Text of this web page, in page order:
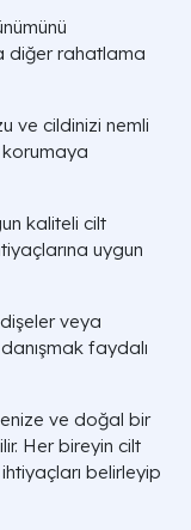
diğer rahatlama
ve cildinizi nemli
kaliteli cilt
uygun
veya
faydalı
ve doğal bir
Her bireyin cilt
belirleyip